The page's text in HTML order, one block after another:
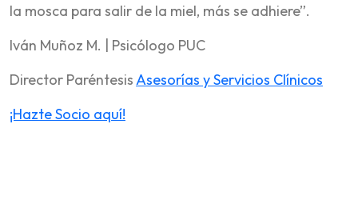
la mosca para salir de la miel, más se adhiere”.
Iván Muñoz M. | Psicólogo PUC
Director ParéntesisAsesorías y Servicios Clínicos
¡Hazte Socio aquí!